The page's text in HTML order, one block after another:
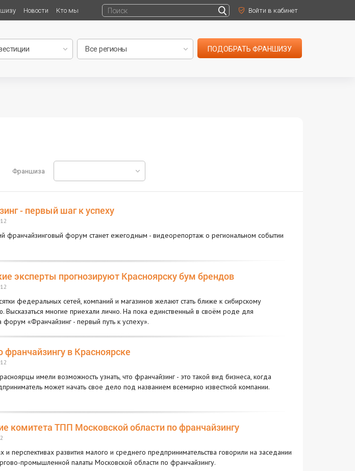
Новости Кто мы Войти в кабинет
ПОДОБРАТЬ ФРАНШИЗУ
Франшиза
- первый шаг к успеху
франчайзинговый форум станет ежегодным - видеорепортаж о региональном событии
эксперты прогнозируют Красноярску бум брендов
федеральных сетей, компаний и магазинов желают стать ближе к сибирскому
Высказаться многие приехали лично. На пока единственный в своём роде для
форум «Франчайзинг - первый путь к успеху».
в Красноярске
имели возможность узнать, что франчайзинг - это такой вид бизнеса, когда
может начать свое дело под названием всемирно известной компании.
комитета ТПП Московской области по франчайзингу
перспективах развития малого и среднего предпринимательства говорили на заседании
промышленной палаты Московской области по франчайзингу.